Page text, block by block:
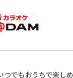
つでもおうちで楽しめ